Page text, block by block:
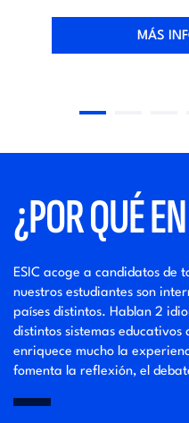
MÁS
¿POR QUÉ
ESIC acoge a candidatos de
nuestros estudiantes son
países distintos. Hablan 2
distintos sistemas educativos
enriquece mucho la
fomenta la reflexión, el